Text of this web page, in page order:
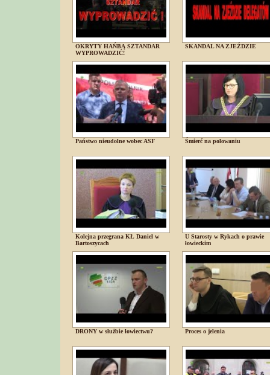
OKRYTY HAŃBĄ SZTANDAR
WYPROWADZIĆ!
SKANDAL NA ZJEŹDZIE
Państwo nieudolne wobec ASF Śmierć na polowaniu
Kolejna przegrana KŁ Daniel w
Bartoszycach
U Starosty w Rykach o prawie
łowieckim
DRONY w służbie łowiectwu? Proces o jelenia